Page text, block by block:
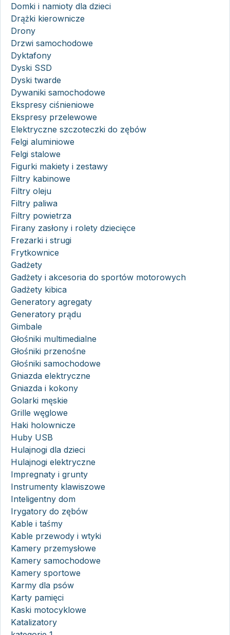
Domki i namioty dla dzieci
Drążki kierownicze
Drony
Drzwi samochodowe
Dyktafony
Dyski SSD
Dyski twarde
Dywaniki samochodowe
Ekspresy ciśnieniowe
Ekspresy przelewowe
Elektryczne szczoteczki do zębów
Felgi aluminiowe
Felgi stalowe
Figurki makiety i zestawy
Filtry kabinowe
Filtry oleju
Filtry paliwa
Filtry powietrza
Firany zasłony i rolety dziecięce
Frezarki i strugi
Frytkownice
Gadżety
Gadżety i akcesoria do sportów motorowych
Gadżety kibica
Generatory agregaty
Generatory prądu
Gimbale
Głośniki multimedialne
Głośniki przenośne
Głośniki samochodowe
Gniazda elektryczne
Gniazda i kokony
Golarki męskie
Grille węglowe
Haki holownicze
Huby USB
Hulajnogi dla dzieci
Hulajnogi elektryczne
Impregnaty i grunty
Instrumenty klawiszowe
Inteligentny dom
Irygatory do zębów
Kable i taśmy
Kable przewody i wtyki
Kamery przemysłowe
Kamery samochodowe
Kamery sportowe
Karmy dla psów
Karty pamięci
Kaski motocyklowe
Katalizatory